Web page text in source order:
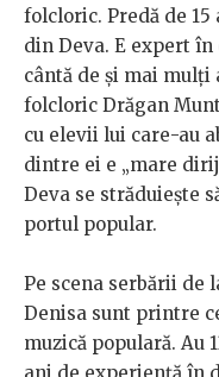
folcloric. Predă de 15
din Deva. E expert
cântă de și mai mulți
folcloric Drăgan
cu elevii lui care-au
dintre ei e „mare
Deva se străduiește
portul popular.
Pe scena serbării de
Denisa sunt printre
muzică populară. Au